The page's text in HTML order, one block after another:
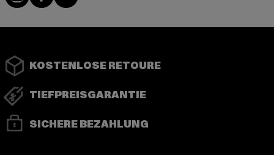
KOSTENLOSE RETOURE
TIEFPREISGARANTIE
SICHERE BEZAHLUNG